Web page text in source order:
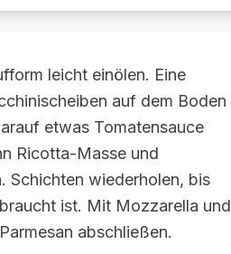
leicht einölen. Eine
auf dem Boden
etwas Tomatensauce
Ricotta-Masse und
Schichten wiederholen, bis
ist. Mit Mozzarella und
abschließen.